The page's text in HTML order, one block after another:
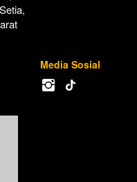
Media Sosial